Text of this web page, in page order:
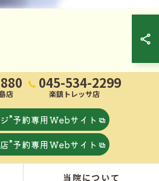
店
045-534-2299
楽鎮トレッサ店
”予約専用Webサイト
”予約専用Webサイト
当院について